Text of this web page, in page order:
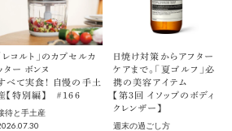
レコルト」のカプセルカ
ター ボンヌ
べて実食！ 自慢の手土
【特別編】 ＃166
待と手土産
日焼け対策からアフター
ケアまで。「夏ゴルフ」必
携の美容アイテム
【第3回 イソップのボディ
クレンザー】
週末の過ごし方